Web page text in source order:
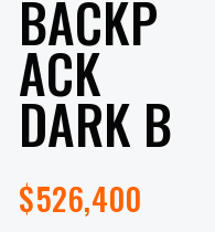
BACKP
ACK
DARK B
$526,400